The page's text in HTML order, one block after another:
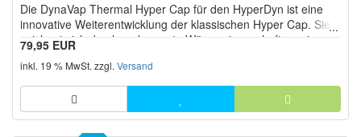
Sternen!
Die DynaVap Thermal Hyper Cap für den HyperDyn ist eine
innovative Weiterentwicklung der klassischen Hyper Cap. Sie
zeichnet sich durch verbesserte Wärmeeigenschaften, eine
schnellere Aufheizzeit und ein besonders stabiles
Temperaturverhalten aus.
79,95 EUR
inkl. 19 % MwSt. zzgl. Versand